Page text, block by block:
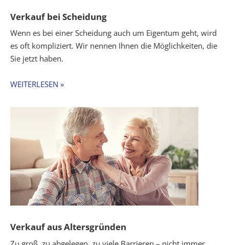
Verkauf bei Scheidung
Wenn es bei einer Scheidung auch um Eigentum geht, wird
es oft kompliziert. Wir nennen Ihnen die Möglichkeiten, die
Sie jetzt haben.
WEITERLESEN »
Verkauf aus Altersgründen